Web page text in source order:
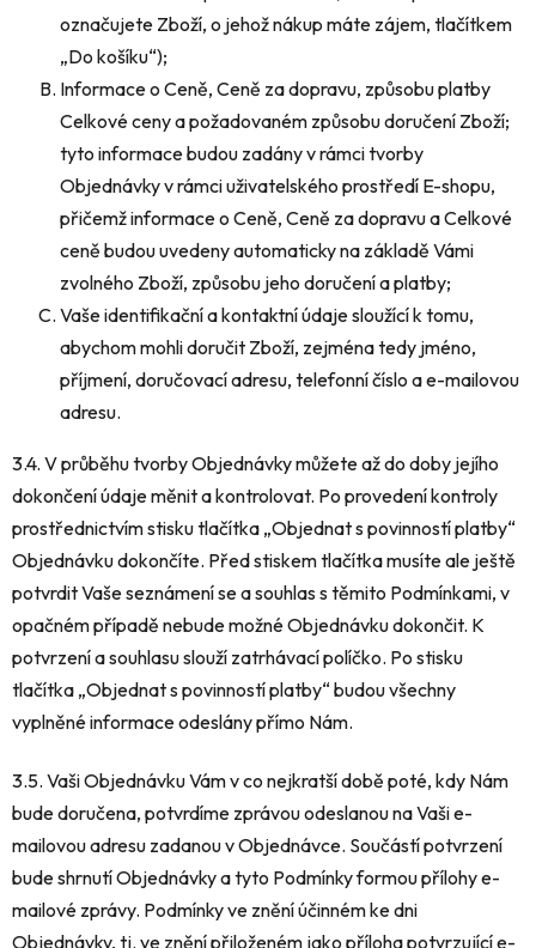
označujete Zboží, o jehož nákup máte zájem, tlačítkem
„Do košíku“);
Informace o Ceně, Ceně za dopravu, způsobu platby
Celkové ceny a požadovaném způsobu doručení Zboží;
tyto informace budou zadány v rámci tvorby
Objednávky v rámci uživatelského prostředí E-shopu,
přičemž informace o Ceně, Ceně za dopravu a Celkové
ceně budou uvedeny automaticky na základě Vámi
zvolného Zboží, způsobu jeho doručení a platby;
Vaše identifikační a kontaktní údaje sloužící k tomu,
abychom mohli doručit Zboží, zejména tedy jméno,
příjmení, doručovací adresu, telefonní číslo a e-mailovou
adresu.
3.4. V průběhu tvorby Objednávky můžete až do doby jejího
dokončení údaje měnit a kontrolovat. Po provedení kontroly
prostřednictvím stisku tlačítka „Objednat s povinností platby“
Objednávku dokončíte. Před stiskem tlačítka musíte ale ještě
potvrdit Vaše seznámení se a souhlas s těmito Podmínkami, v
opačném případě nebude možné Objednávku dokončit. K
potvrzení a souhlasu slouží zatrhávací políčko. Po stisku
tlačítka „Objednat s povinností platby“ budou všechny
vyplněné informace odeslány přímo Nám.
3.5. Vaši Objednávku Vám v co nejkratší době poté, kdy Nám
bude doručena, potvrdíme zprávou odeslanou na Vaši e-
mailovou adresu zadanou v Objednávce. Součástí potvrzení
bude shrnutí Objednávky a tyto Podmínky formou přílohy e-
mailové zprávy. Podmínky ve znění účinném ke dni
Objednávky, tj. ve znění přiloženém jako příloha potvrzující e-